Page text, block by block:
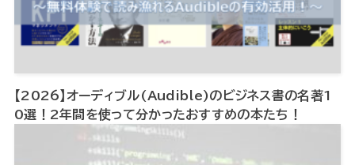
【2026】オーディブル(Audible)のビジネス書の名著1
0選！2年間を使って分かったおすすめの本たち！